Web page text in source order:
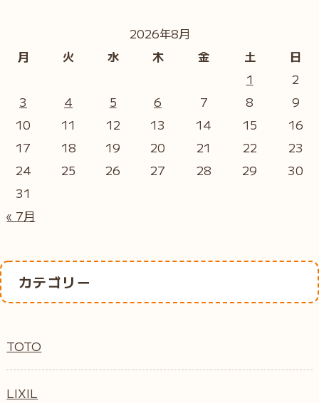
2026年8月
月
火 水 木 金 土 日
« 7月
1
2
3
4 5 6 7 8
9
10
11 12 13 14 15
16
17
18 19 20 21 22
23
24
25 26 27 28 29
30
31
カテゴリー
TOTO
LIXIL